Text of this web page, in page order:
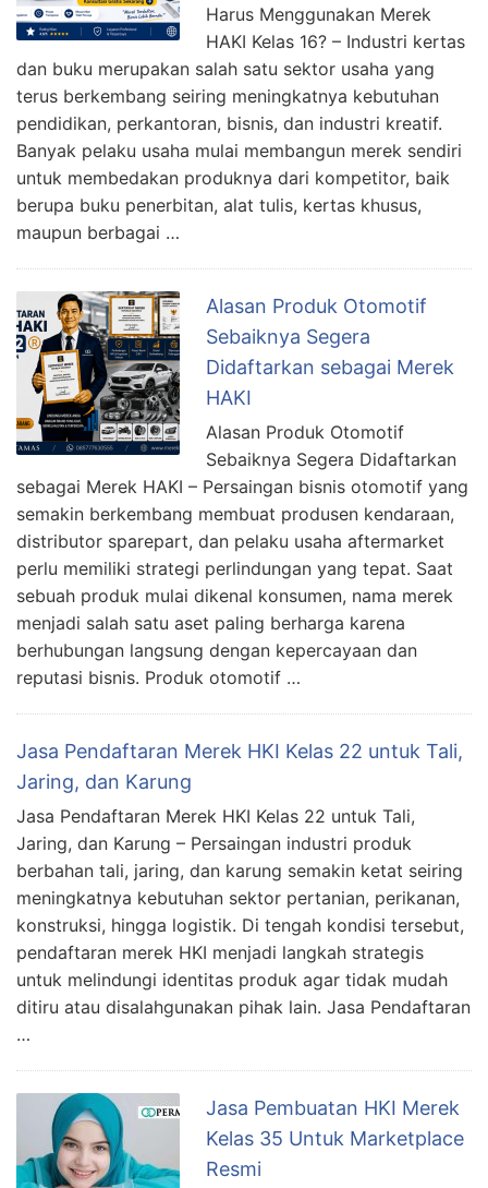
Harus Menggunakan Merek
HAKI Kelas 16? – Industri kertas
dan buku merupakan salah satu sektor usaha yang
terus berkembang seiring meningkatnya kebutuhan
pendidikan, perkantoran, bisnis, dan industri kreatif.
Banyak pelaku usaha mulai membangun merek sendiri
untuk membedakan produknya dari kompetitor, baik
berupa buku penerbitan, alat tulis, kertas khusus,
maupun berbagai …
Alasan Produk Otomotif
Sebaiknya Segera
Didaftarkan sebagai Merek
HAKI
Alasan Produk Otomotif
Sebaiknya Segera Didaftarkan
sebagai Merek HAKI – Persaingan bisnis otomotif yang
semakin berkembang membuat produsen kendaraan,
distributor sparepart, dan pelaku usaha aftermarket
perlu memiliki strategi perlindungan yang tepat. Saat
sebuah produk mulai dikenal konsumen, nama merek
menjadi salah satu aset paling berharga karena
berhubungan langsung dengan kepercayaan dan
reputasi bisnis. Produk otomotif …
Jasa Pendaftaran Merek HKI Kelas 22 untuk Tali,
Jaring, dan Karung
Jasa Pendaftaran Merek HKI Kelas 22 untuk Tali,
Jaring, dan Karung – Persaingan industri produk
berbahan tali, jaring, dan karung semakin ketat seiring
meningkatnya kebutuhan sektor pertanian, perikanan,
konstruksi, hingga logistik. Di tengah kondisi tersebut,
pendaftaran merek HKI menjadi langkah strategis
untuk melindungi identitas produk agar tidak mudah
ditiru atau disalahgunakan pihak lain. Jasa Pendaftaran
…
Jasa Pembuatan HKI Merek
Kelas 35 Untuk Marketplace
Resmi